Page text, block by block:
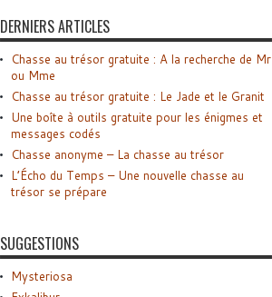
DERNIERS ARTICLES
Chasse au trésor gratuite : A la recherche de Mr
ou Mme
Chasse au trésor gratuite : Le Jade et le Granit
Une boîte à outils gratuite pour les énigmes et
messages codés
Chasse anonyme – La chasse au trésor
L’Écho du Temps – Une nouvelle chasse au
trésor se prépare
SUGGESTIONS
Mysteriosa